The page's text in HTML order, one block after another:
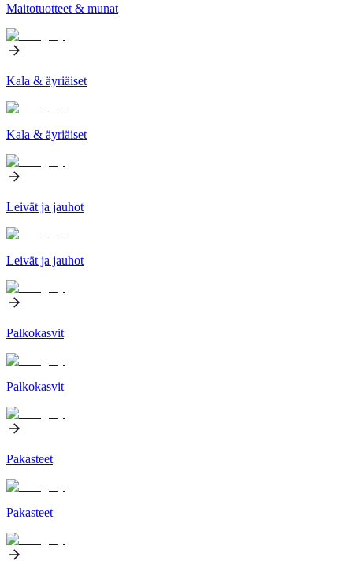
Maitotuotteet & munat
Kala & äyriäiset
Kala & äyriäiset
Leivät ja jauhot
Leivät ja jauhot
Palkokasvit
Palkokasvit
Pakasteet
Pakasteet